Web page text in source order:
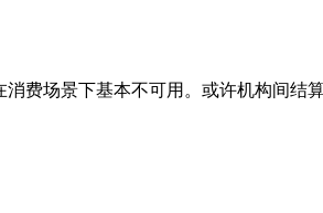
费场景下基本不可用。或许机构间结算